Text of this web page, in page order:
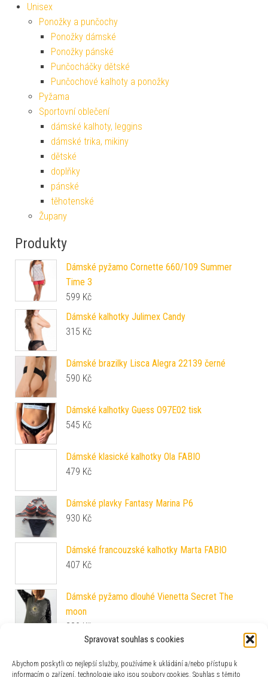
Spravovat souhlas s cookies
Abychom poskytli co nejlepší služby, používáme k ukládání a/nebo přístupu k
informacím o zařízení, technologie jako jsou soubory cookies. Souhlas s těmito
Unisex
Ponožky a punčochy
Ponožky dámské
Ponožky pánské
Punčocháčky dětské
Punčochové kalhoty a ponožky
Pyžama
Sportovní oblečení
dámské kalhoty, leggins
dámské trika, mikiny
dětské
doplňky
pánské
těhotenské
Župany
Produkty
Dámské pyžamo Cornette 660/109 Summer
Time 3
599 Kč
Dámské kalhotky Julimex Candy
315 Kč
Dámské brazilky Lisca Alegra 22139 černé
590 Kč
Dámské kalhotky Guess O97E02 tisk
545 Kč
Dámské klasické kalhotky Ola FABIO
479 Kč
Dámské plavky Fantasy Marina P6
930 Kč
Dámské francouzské kalhotky Marta FABIO
407 Kč
Dámské pyžamo dlouhé Vienetta Secret The
moon
389 Kč
Dámská podprsenka TIMO Wisteria 42851
1 650Kč